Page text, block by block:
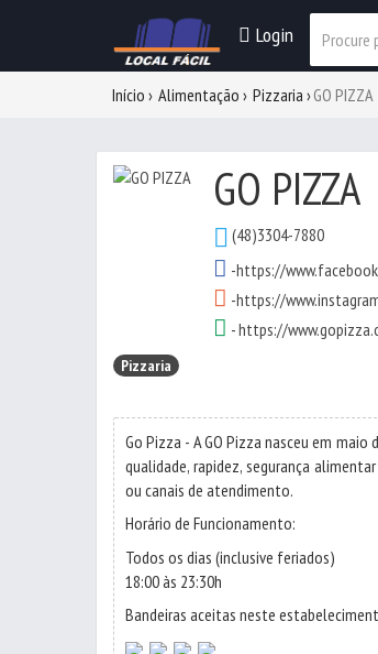
Login
Início Alimentação Pizzaria GO PIZZA
GO PIZZA
(48)3304-7880
-https://
-https://
-https://
Pizzaria
Go Pizza - A GO Pizza nasceu em
qualidade, rapidez, segurança
ou canais de atendimento.
Horário de Funcionamento:
Todos os dias (inclusive feriados)
18:00 às 23:30h
Bandeiras aceitas neste